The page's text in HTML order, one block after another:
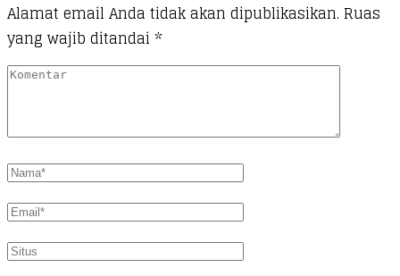
Alamat email Anda tidak akan dipublikasikan. Ruas
yang wajib ditandai *